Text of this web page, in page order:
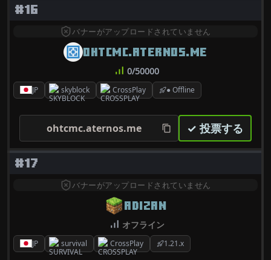
#16
バナーがアップロードされていません
JP skyblock CrossPlay ● Offline
OHTCMC.ATERNOS.ME
0/50000
ohtcmc.aternos.me ✓ 投票する
#17
バナーがアップロードされていません
JP survival CrossPlay 1.21.x
ADIZAN
オフライン